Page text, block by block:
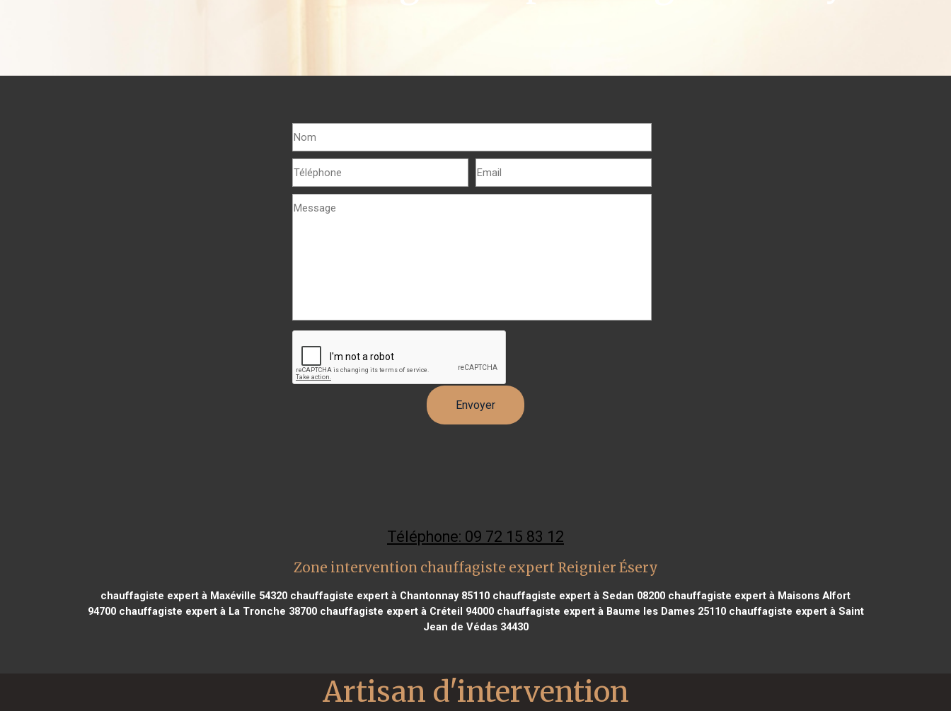
Téléphone: 09 72 15 83 12
Zone intervention chauffagiste expert Reignier Ésery
chauffagiste expert à Maxéville 54320 chauffagiste expert à Chantonnay 85110 chauffagiste expert à Sedan 08200 chauffagiste expert à Maisons Alfort
94700chauffagiste expert à La Tronche 38700chauffagiste expert à Créteil 94000chauffagiste expert à Baume les Dames 25110chauffagiste expert à Saint
Jean de Védas 34430
Artisan d'intervention